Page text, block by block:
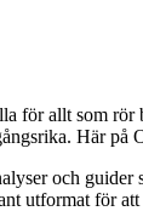
allt som rör
Här
och
utformat för